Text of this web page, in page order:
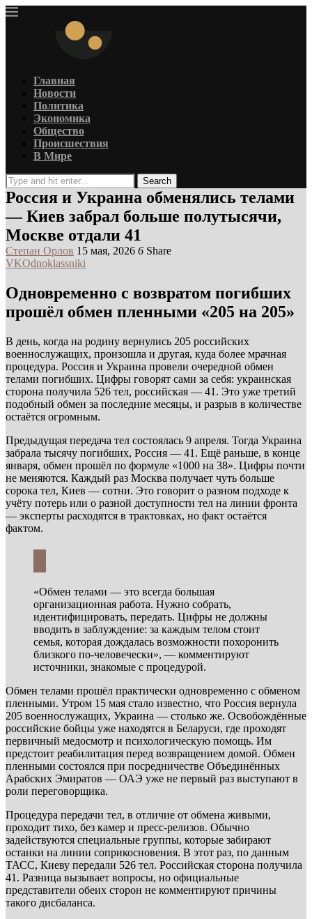
Главная
Новости
Политика
Экономика
Общество
Происшествия
В Мире
Search
Россия и Украина обменялись телами
— Киев забрал больше полутысячи,
Москве отдали 41
Степан Орлов 15 мая, 2026 6 Share
VKOdnoklassniki
Одновременно с возвратом погибших
прошёл обмен пленными «205 на 205»
В день, когда на родину вернулись 205 российских
военнослужащих, произошла и другая, куда более мрачная
процедура. Россия и Украина провели очередной обмен
телами погибших. Цифры говорят сами за себя: украинская
сторона получила 526 тел, российская — 41. Это уже третий
подобный обмен за последние месяцы, и разрыв в количестве
остаётся огромным.
Предыдущая передача тел состоялась 9 апреля. Тогда Украина
забрала тысячу погибших, Россия — 41. Ещё раньше, в конце
января, обмен прошёл по формуле «1000 на 38». Цифры почти
не меняются. Каждый раз Москва получает чуть больше
сорока тел, Киев — сотни. Это говорит о разном подходе к
учёту потерь или о разной доступности тел на линии фронта
— эксперты расходятся в трактовках, но факт остаётся
фактом.
«Обмен телами — это всегда большая
организационная работа. Нужно собрать,
идентифицировать, передать. Цифры не должны
вводить в заблуждение: за каждым телом стоит
семья, которая дождалась возможности похоронить
близкого по-человечески», — комментируют
источники, знакомые с процедурой.
Обмен телами прошёл практически одновременно с обменом
пленными. Утром 15 мая стало известно, что Россия вернула
205 военнослужащих, Украина — столько же. Освобождённые
российские бойцы уже находятся в Беларуси, где проходят
первичный медосмотр и психологическую помощь. Им
предстоит реабилитация перед возвращением домой. Обмен
пленными состоялся при посредничестве Объединённых
Арабских Эмиратов — ОАЭ уже не первый раз выступают в
роли переговорщика.
Процедура передачи тел, в отличие от обмена живыми,
проходит тихо, без камер и пресс-релизов. Обычно
задействуются специальные группы, которые забирают
останки на линии соприкосновения. В этот раз, по данным
ТАСС, Киеву передали 526 тел. Российская сторона получила
41. Разница вызывает вопросы, но официальные
представители обеих сторон не комментируют причины
такого дисбаланса.